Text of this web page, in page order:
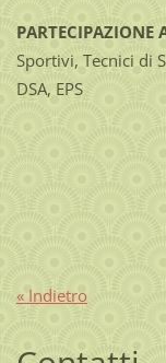
PARTECIPAZIONE
Sportivi, Tecnici di
DSA, EPS
« Indietro